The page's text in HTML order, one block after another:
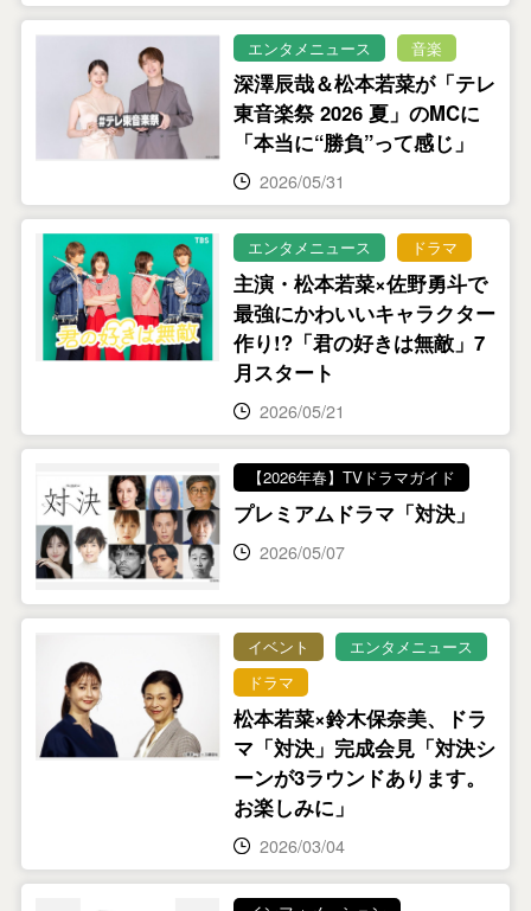
エンタメニュース 音楽
深澤辰哉＆松本若菜が「テレ
東音楽祭 2026 夏」のMCに
「本当に“勝負”って感じ」
2026/05/31
エンタメニュース ドラマ
主演・松本若菜×佐野勇斗で
最強にかわいいキャラクター
作り!?「君の好きは無敵」7
月スタート
2026/05/21
【2026年春】TVドラマガイド
プレミアムドラマ「対決」
2026/05/07
イベント
エンタメニュース
ドラマ
松本若菜×鈴木保奈美、ドラ
マ「対決」完成会見「対決シ
ーンが3ラウンドあります。
お楽しみに」
2026/03/04